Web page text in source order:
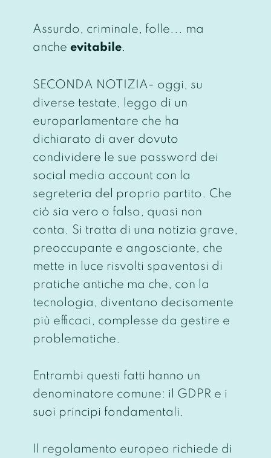
Assurdo, criminale, folle... ma
anche evitabile.
SECONDA NOTIZIA- oggi, su
diverse testate, leggo di un
europarlamentare che ha
dichiarato di aver dovuto
condividere le sue password dei
social media account con la
segreteria del proprio partito. Che
ciò sia vero o falso, quasi non
conta. Si tratta di una notizia grave,
preoccupante e angosciante, che
mette in luce risvolti spaventosi di
pratiche antiche ma che, con la
tecnologia, diventano decisamente
più efficaci, complesse da gestire e
problematiche.
Entrambi questi fatti hanno un
denominatore comune: il GDPR e i
suoi principi fondamentali.
Il regolamento europeo richiede di